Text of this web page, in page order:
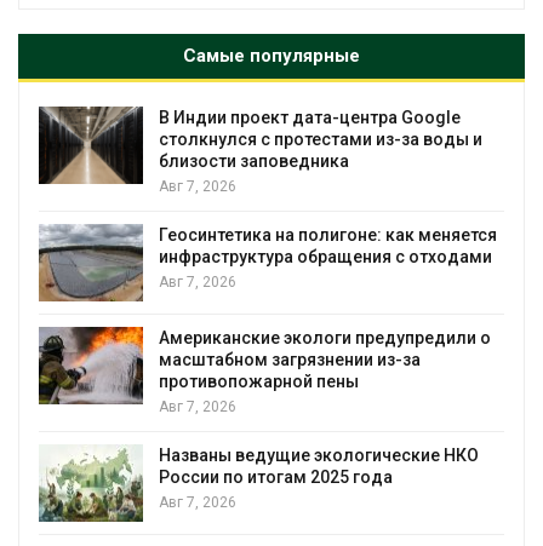
Самые популярные
В Индии проект дата-центра Google
столкнулся с протестами из-за воды и
близости заповедника
Авг 7, 2026
Геосинтетика на полигоне: как меняется
инфраструктура обращения с отходами
Авг 7, 2026
Американские экологи предупредили о
масштабном загрязнении из-за
противопожарной пены
Авг 7, 2026
Названы ведущие экологические НКО
России по итогам 2025 года
Авг 7, 2026